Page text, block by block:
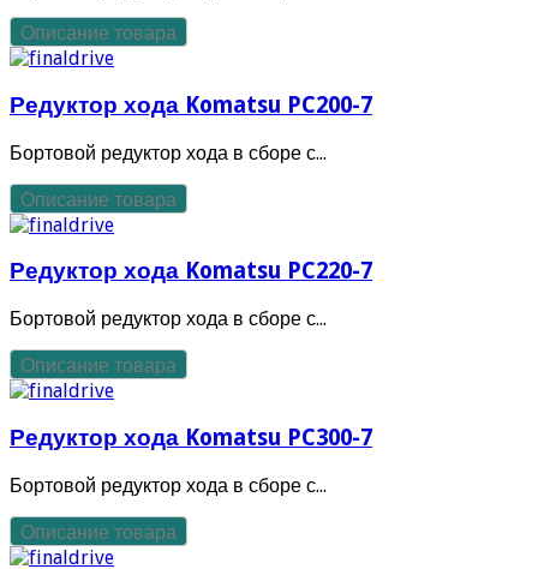
Описание товара
Редуктор хода Komatsu PC200-7
Бортовой редуктор хода в сборе с...
Описание товара
Редуктор хода Komatsu PC220-7
Бортовой редуктор хода в сборе с...
Описание товара
Редуктор хода Komatsu PC300-7
Бортовой редуктор хода в сборе с...
Описание товара